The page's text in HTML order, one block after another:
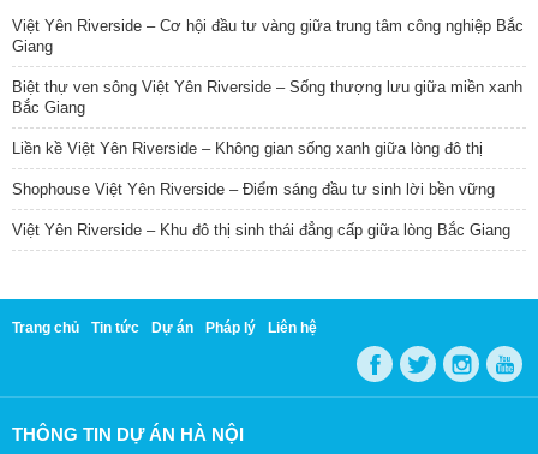
Việt Yên Riverside – Cơ hội đầu tư vàng giữa trung tâm công nghiệp Bắc
Giang
Biệt thự ven sông Việt Yên Riverside – Sống thượng lưu giữa miền xanh
Bắc Giang
Liền kề Việt Yên Riverside – Không gian sống xanh giữa lòng đô thị
Shophouse Việt Yên Riverside – Điểm sáng đầu tư sinh lời bền vững
Việt Yên Riverside – Khu đô thị sinh thái đẳng cấp giữa lòng Bắc Giang
Trang chủ Tin tức Dự án Pháp lý Liên hệ
THÔNG TIN DỰ ÁN HÀ NỘI